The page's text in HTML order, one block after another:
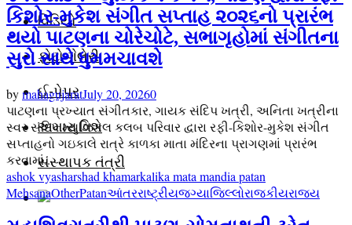
વિડિયો
ફોટો ગેલેરી
ઈ-પેપર
અમારા વિશે
સંસ્થાપક તંત્રી
કિશોર-મુકેશ સંગીત સપ્તાહ ૨૦૨૬નો પ્રારંભ
થયો પાટણના ચોરેચોટે, સભાગૃહોમાં સંગીતના
સુરો સાથે ધુમમચાવશે
bymahagujaratJuly 20, 20260
પાટણના પ્રખ્યાત સંગીતકાર, ગાયક સંદિપ ખત્રી, અનિતા ખત્રીના
સ્વર સંદિપ મ્યુઝિકલ કલબ પરિવાર દ્વારા રફી-કિશોર-મુકેશ સંગીત
સપ્તાહનો ગઇકાલે રાત્રે કાળકા માતા મંદિરના પ્રાગણમાં પ્રારંભ
કરવામાં...
ashok vyasharshad khamarkalika mata mandia patan
MehsanaOtherPatanઆંતરરાષ્ટ્રીયજગ્યાજિલ્લોરાજકીયરાજ્ય